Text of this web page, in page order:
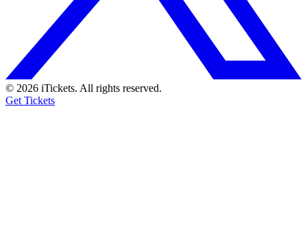
© 2026 iTickets. All rights reserved.
Get Tickets